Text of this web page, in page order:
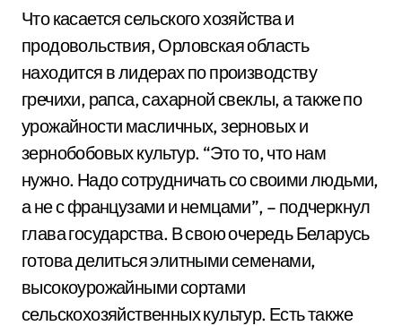
Что касается сельского хозяйства и
продовольствия, Орловская область
находится в лидерах по производству
гречихи, рапса, сахарной свеклы, а также по
урожайности масличных, зерновых и
зернобобовых культур. “Это то, что нам
нужно. Надо сотрудничать со своими людьми,
а не с французами и немцами”, – подчеркнул
глава государства. В свою очередь Беларусь
готова делиться элитными семенами,
высокоурожайными сортами
сельскохозяйственных культур. Есть также